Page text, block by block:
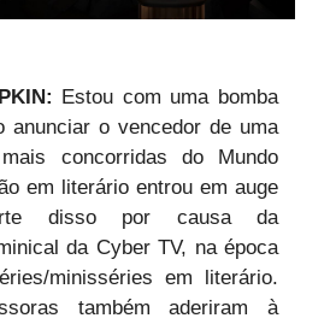
Estou com uma bomba
anunciar o vencedor de uma
concorridas do Mundo
em literário entrou em auge
disso por causa da
da Cyber TV, na época
minisséries em literário.
também aderiram à